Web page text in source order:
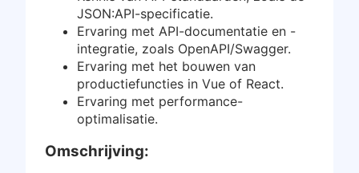
JSON:API-specificatie.
Ervaring met API-documentatie en -
integratie, zoals OpenAPI/Swagger.
Ervaring met het bouwen van
productiefuncties in Vue of React.
Ervaring met performance-
optimalisatie.
Omschrijving: